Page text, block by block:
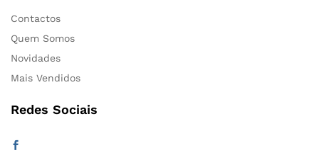
Contactos
Quem Somos
Novidades
Mais Vendidos
Redes Sociais